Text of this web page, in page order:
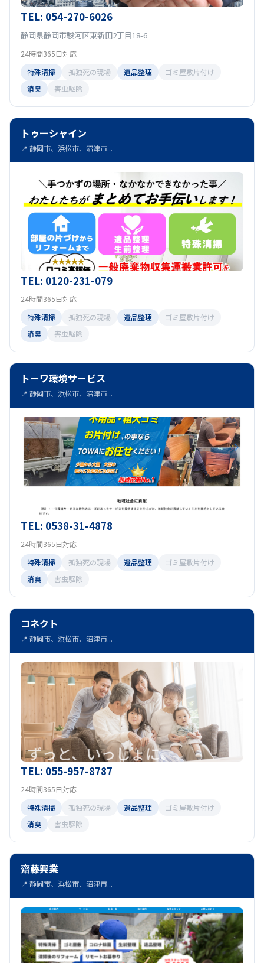
TEL: 054-270-6026
静岡県静岡市駿河区東新田2丁目18-6
24時間365日対応
特殊清掃
孤独死の現場 遺品整理
ゴミ屋敷片付け
消臭
害虫駆除
トゥーシャイン
📍 静岡市、浜松市、沼津市...
TEL: 0120-231-079
24時間365日対応
特殊清掃
孤独死の現場 遺品整理
ゴミ屋敷片付け
消臭
害虫駆除
トーワ環境サービス
📍 静岡市、浜松市、沼津市...
TEL: 0538-31-4878
24時間365日対応
特殊清掃
孤独死の現場 遺品整理
ゴミ屋敷片付け
消臭
害虫駆除
コネクト
📍 静岡市、浜松市、沼津市...
TEL: 055-957-8787
24時間365日対応
特殊清掃
孤独死の現場 遺品整理
ゴミ屋敷片付け
消臭
害虫駆除
齋藤興業
📍 静岡市、浜松市、沼津市...